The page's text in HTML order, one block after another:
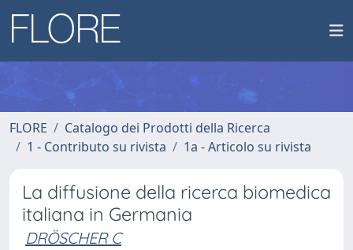
FLORE
Catalogo dei Prodotti della Ricerca
1 - Contributo su rivista
1a - Articolo su rivista
La diffusione della ricerca biomedica
italiana in Germania
DRÖSCHER C